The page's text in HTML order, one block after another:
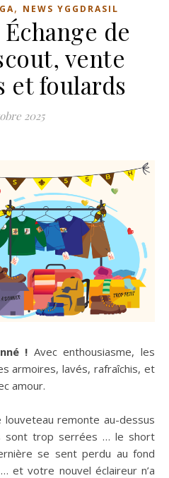
, NEWS YGGDRASIL
de
vente
et foulards
2025
! Avec enthousiasme, les
armoires, lavés, rafraîchis, et
amour.
remonte au-dessus
sont trop serrées … le short
se sent perdu au fond
et votre nouvel éclaireur n’a